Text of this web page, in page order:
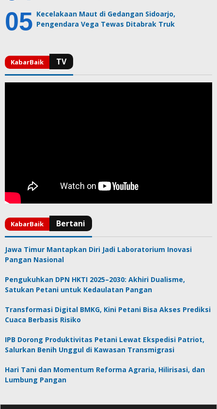
Kecelakaan Maut di Gedangan Sidoarjo,
Pengendara Vega Tewas Ditabrak Truk
Jawa Timur Mantapkan Diri Jadi Laboratorium Inovasi
Pangan Nasional
Pengukuhkan DPN HKTI 2025–2030: Akhiri Dualisme,
Satukan Petani untuk Kedaulatan Pangan
Transformasi Digital BMKG, Kini Petani Bisa Akses Prediksi
Cuaca Berbasis Risiko
IPB Dorong Produktivitas Petani Lewat Ekspedisi Patriot,
Salurkan Benih Unggul di Kawasan Transmigrasi
Hari Tani dan Momentum Reforma Agraria, Hilirisasi, dan
Lumbung Pangan